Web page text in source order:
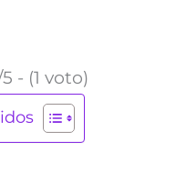
- (1 voto)